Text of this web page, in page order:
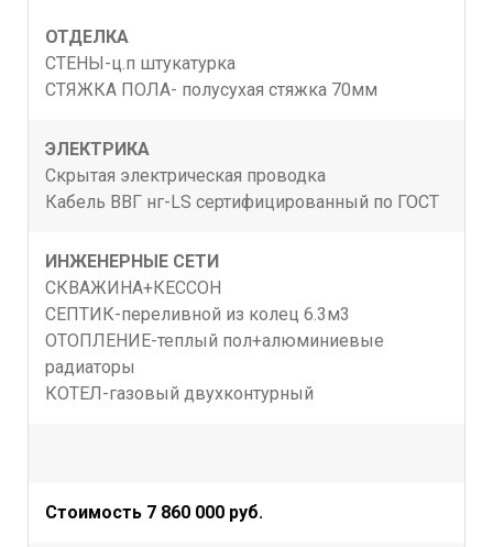
ОТДЕЛКА
СТЕНЫ-ц.п штукатурка
СТЯЖКА ПОЛА- полусухая стяжка 70мм
ЭЛЕКТРИКА
Скрытая электрическая проводка
Кабель BBГ нг-LS сертифицированный по ГОСТ
ИНЖЕНЕРНЫЕ СЕТИ
СКВАЖИНА+КЕССОН
СЕПТИК-переливной из колец 6.3м3
ОТОПЛЕНИЕ-теплый пол+алюминиевые
радиаторы
КОТЕЛ-газовый двухконтурный
Стоимость 7 860 000 руб.